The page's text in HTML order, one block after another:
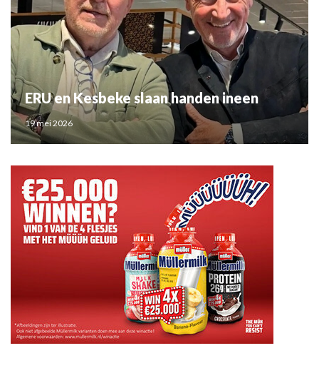
ERU en Kesbeke slaan handen ineen
19 mei 2026